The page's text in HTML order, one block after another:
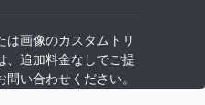
は画像のカスタムトリ
、追加料金なしでご提
い合わせください。